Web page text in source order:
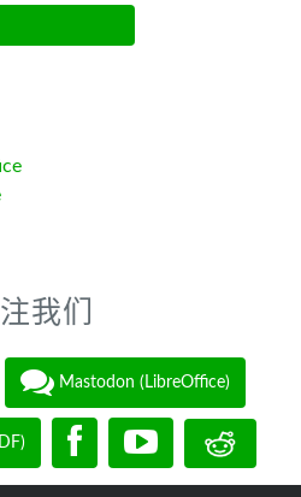
我们
Mastodon (LibreOffice)